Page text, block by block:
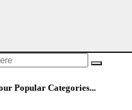
Popular Categories...